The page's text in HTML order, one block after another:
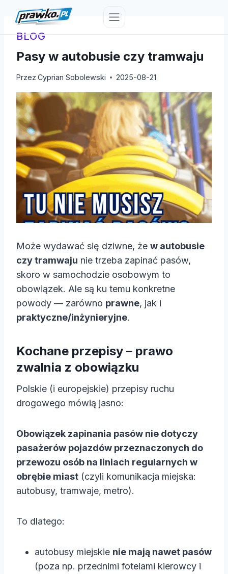
treściBLOG
Pasy w autobusie czy tramwaju
Przez Cyprian Sobolewski 2025-08-21
Może wydawać się dziwne, że w autobusie
czy tramwaju nie trzeba zapinać pasów,
skoro w samochodzie osobowym to
obowiązek. Ale są ku temu konkretne
powody — zarówno prawne, jak i
praktyczne/inżynieryjne.
Kochane przepisy – prawo
zwalnia z obowiązku
Polskie (i europejskie) przepisy ruchu
drogowego mówią jasno:
Obowiązek zapinania pasów nie dotyczy
pasażerów pojazdów przeznaczonych do
przewozu osób na liniach regularnych w
obrębie miast (czyli komunikacja miejska:
autobusy, tramwaje, metro).
To dlatego:
autobusy miejskie nie mają nawet pasów
(poza np. przednimi fotelami kierowcy i